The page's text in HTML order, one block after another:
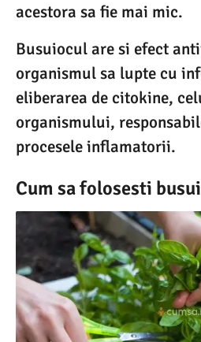
acestora sa fie mai mic.
Busuiocul are si efect
organismul sa lupte cu
eliberarea de citokine,
organismului,
procesele inflamatorii.
Cum sa folosesti